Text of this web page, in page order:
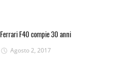
Ferrari F40 compie 30 anni
Agosto 2, 2017